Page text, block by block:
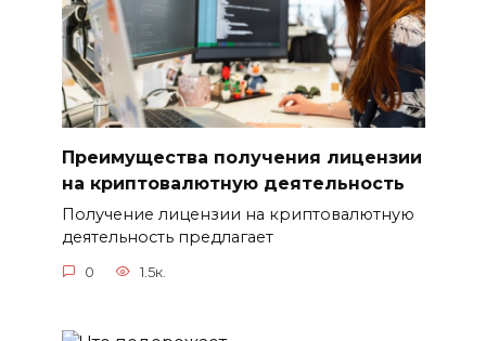
Преимущества получения лицензии
на криптовалютную деятельность
Получение лицензии на криптовалютную
деятельность предлагает
0 1.5к.